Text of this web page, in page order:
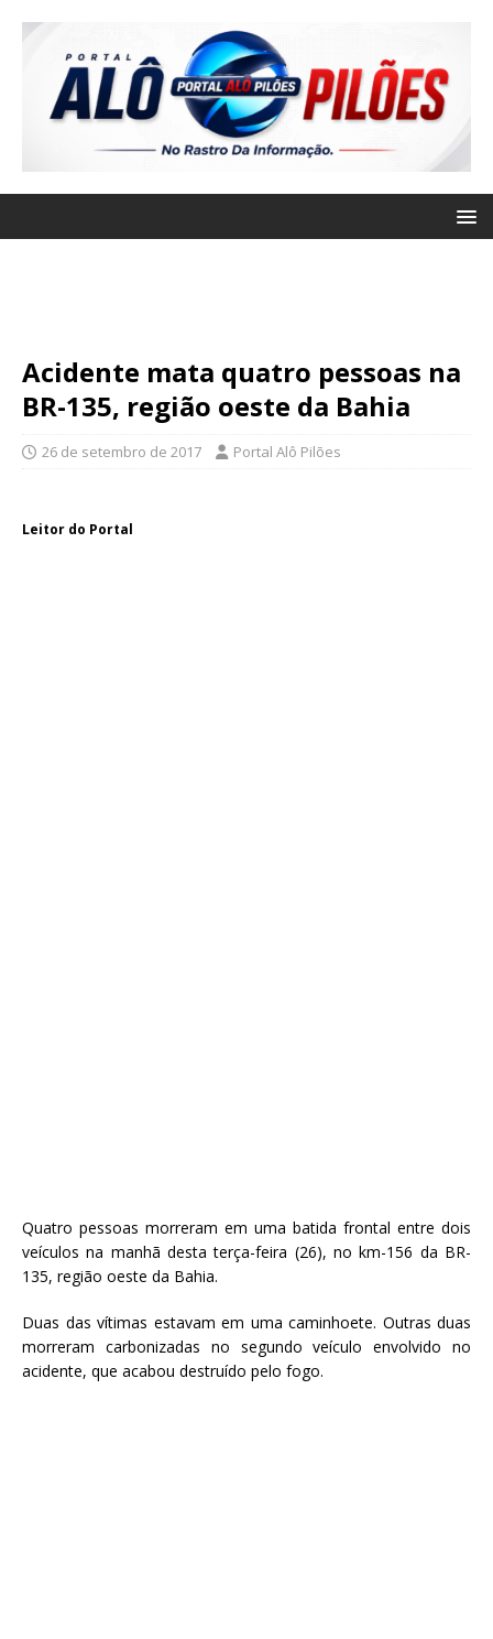
Acidente mata quatro pessoas na
BR-135, região oeste da Bahia
26 de setembro de 2017 Portal Alô Pilões
Leitor do Portal
Quatro pessoas morreram em uma batida frontal entre dois
veículos na manhã desta terça-feira (26), no km-156 da BR-
135, região oeste da Bahia.
Duas das vítimas estavam em uma caminhoete. Outras duas
morreram carbonizadas no segundo veículo envolvido no
acidente, que acabou destruído pelo fogo.